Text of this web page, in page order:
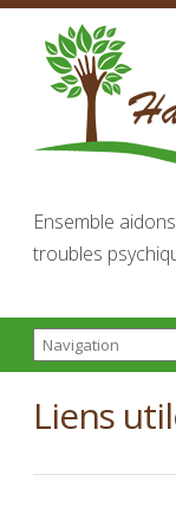
Ensemble
troubles
Liens